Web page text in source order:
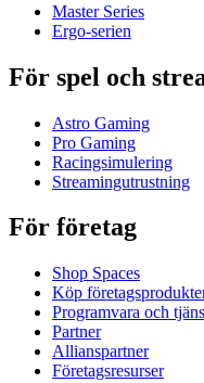
Master Series
Ergo-serien
För spel och
Astro Gaming
Pro Gaming
Racingsimulering
Streamingutrustning
För företag
Shop Spaces
Köp
Programvara och
Partner
Allianspartner
Företagsresurser